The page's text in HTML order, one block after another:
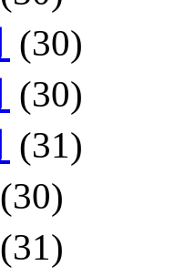
(30)
(30)
(31)
(30)
(31)